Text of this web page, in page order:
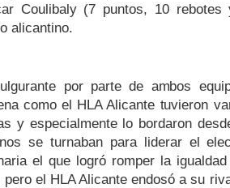
Coulibaly (7 puntos, 10
alicantino.
por parte de ambos
como el HLA Alicante tuvieron
y especialmente lo bordaron
se turnaban para liderar el
el que logró romper la
pero el HLA Alicante endosó a su